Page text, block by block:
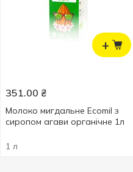
+
351.00 ₴
Молоко мигдальне Ecomil з
сиропом агави органічне 1л
1 л